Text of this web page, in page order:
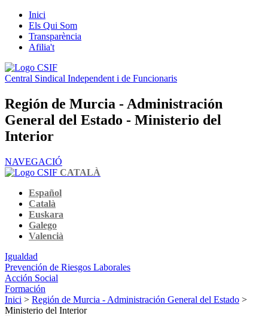
Inici
Els Qui Som
Transparència
Afilia't
Central Sindical Independent i de Funcionaris
Región de Murcia - Administración
General del Estado - Ministerio del
Interior
NAVEGACIÓ
CATALÀ
Español
Català
Euskara
Galego
Valencià
Igualdad
Prevención de Riesgos Laborales
Acción Social
Formación
Inici > Región de Murcia - Administración General del Estado >
Ministerio del Interior